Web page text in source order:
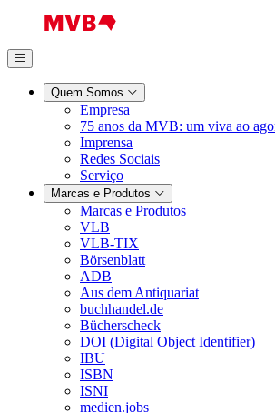
Quem Somos
Empresa
75 anos da MVB: um viva ao
Imprensa
Redes Sociais
Serviço
Marcas e Produtos
Marcas e Produtos
VLB
VLB-TIX
Börsenblatt
ADB
Aus dem Antiquariat
buchhandel.de
Bücherscheck
DOI (Digital Object Identifier)
IBU
ISBN
ISNI
medien.jobs